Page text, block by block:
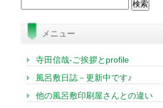
メニュー
寺田信哉-ご挨拶とprofile
風呂敷日誌－更新中です♪
他の風呂敷印刷屋さんとの違い